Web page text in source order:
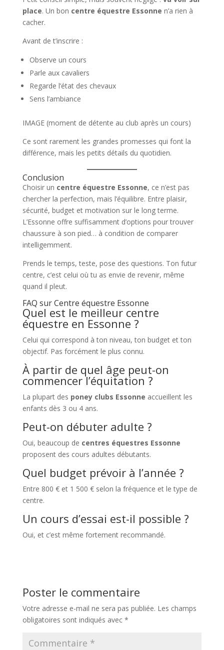
place. Un bon centre équestre Essonne n’a rien à
cacher.
Avant de t’inscrire :
Observe un cours
Parle aux cavaliers
Regarde l’état des chevaux
Sens l’ambiance
IMAGE (moment de détente au club après un cours)
Ce sont rarement les grandes promesses qui font la
différence, mais les petits détails du quotidien.
Conclusion
Choisir un centre équestre Essonne, ce n’est pas
chercher la perfection, mais l’équilibre. Entre plaisir,
sécurité, budget et motivation sur le long terme.
L’Essonne offre suffisamment d’options pour trouver
chaussure à son pied… à condition de comparer
intelligemment.
Prends le temps, teste, pose des questions. Ton futur
centre, c’est celui où tu as envie de revenir, même
quand il pleut.
FAQ sur Centre équestre Essonne
Quel est le meilleur centre
équestre en Essonne ?
Celui qui correspond à ton niveau, ton budget et ton
objectif. Pas forcément le plus connu.
À partir de quel âge peut-on
commencer l’équitation ?
La plupart des poney clubs Essonne accueillent les
enfants dès 3 ou 4 ans.
Peut-on débuter adulte ?
Oui, beaucoup de centres équestres Essonne
proposent des cours adultes débutants.
Quel budget prévoir à l’année ?
Entre 800 € et 1 500 € selon la fréquence et le type de
centre.
Un cours d’essai est-il possible ?
Oui, et c’est même fortement recommandé.
Poster le commentaire
Votre adresse e-mail ne sera pas publiée. Les champs
obligatoires sont indiqués avec *